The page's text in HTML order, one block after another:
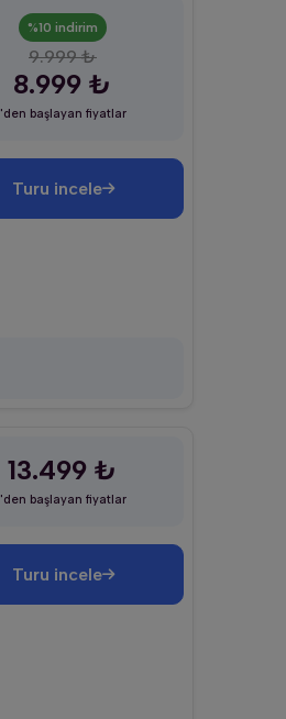
%10 indirim
9.999 ₺
8.999 ₺
'den başlayan fiyatlar
Turu incele
13.499 ₺
'den başlayan fiyatlar
Turu incele